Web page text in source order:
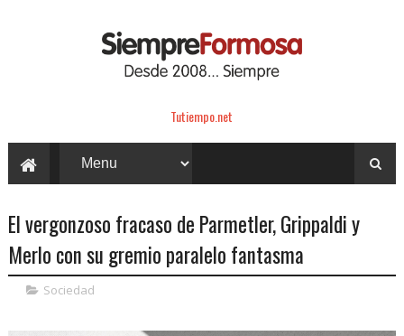
Tutiempo.net
El vergonzoso fracaso de Parmetler, Grippaldi y
Merlo con su gremio paralelo fantasma
Sociedad